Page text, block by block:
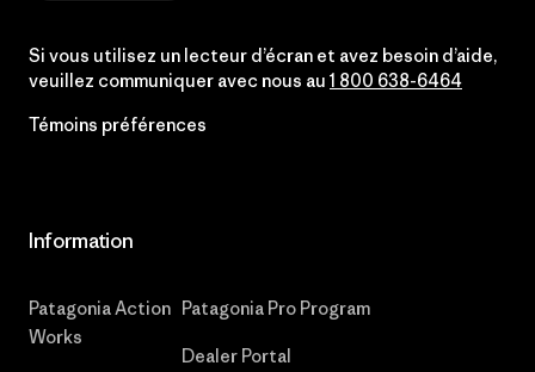
Si vous utilisez un lecteur d’écran et avez besoin d’aide,
veuillez communiquer avec nous au 1 800 638-6464
Témoins préférences
Information
Patagonia Action
Works
Patagonia Pro Program
Dealer Portal